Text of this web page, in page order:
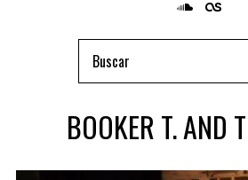
BOOKER T. AND